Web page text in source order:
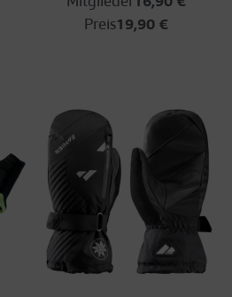
Preis19,90 €